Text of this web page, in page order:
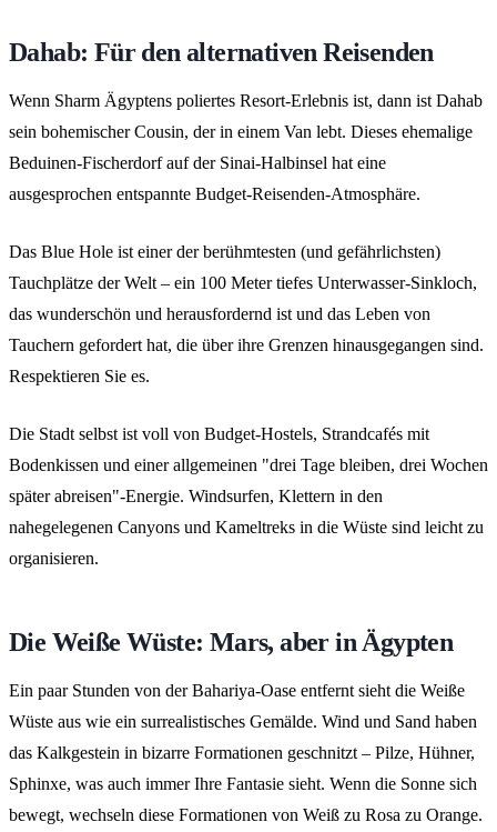
Dahab: Für den alternativen Reisenden
Wenn Sharm Ägyptens poliertes Resort-Erlebnis ist, dann ist Dahab
sein bohemischer Cousin, der in einem Van lebt. Dieses ehemalige
Beduinen-Fischerdorf auf der Sinai-Halbinsel hat eine
ausgesprochen entspannte Budget-Reisenden-Atmosphäre.
Das Blue Hole ist einer der berühmtesten (und gefährlichsten)
Tauchplätze der Welt – ein 100 Meter tiefes Unterwasser-Sinkloch,
das wunderschön und herausfordernd ist und das Leben von
Tauchern gefordert hat, die über ihre Grenzen hinausgegangen sind.
Respektieren Sie es.
Die Stadt selbst ist voll von Budget-Hostels, Strandcafés mit
Bodenkissen und einer allgemeinen "drei Tage bleiben, drei Wochen
später abreisen"-Energie. Windsurfen, Klettern in den
nahegelegenen Canyons und Kameltreks in die Wüste sind leicht zu
organisieren.
Die Weiße Wüste: Mars, aber in Ägypten
Ein paar Stunden von der Bahariya-Oase entfernt sieht die Weiße
Wüste aus wie ein surrealistisches Gemälde. Wind und Sand haben
das Kalkgestein in bizarre Formationen geschnitzt – Pilze, Hühner,
Sphinxe, was auch immer Ihre Fantasie sieht. Wenn die Sonne sich
bewegt, wechseln diese Formationen von Weiß zu Rosa zu Orange.